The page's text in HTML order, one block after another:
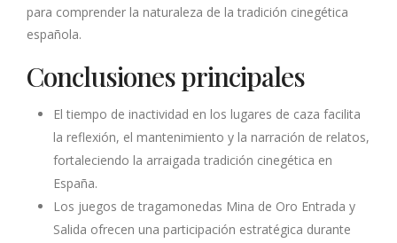
para comprender la naturaleza de la tradición cinegética
española.
Conclusiones principales
El tiempo de inactividad en los lugares de caza facilita
la reflexión, el mantenimiento y la narración de relatos,
fortaleciendo la arraigada tradición cinegética en
España.
Los juegos de tragamonedas Mina de Oro Entrada y
Salida ofrecen una participación estratégica durante